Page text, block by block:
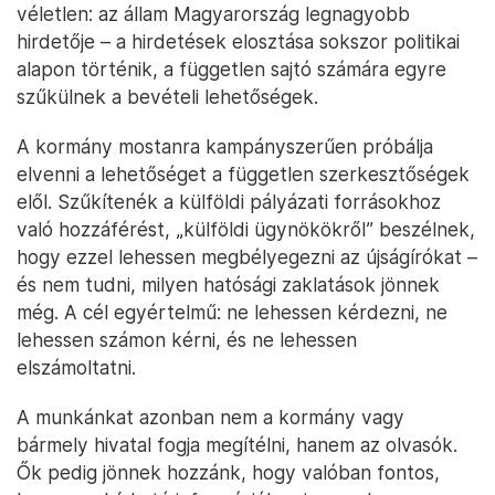
véletlen: az állam Magyarország legnagyobb
hirdetője – a hirdetések elosztása sokszor politikai
alapon történik, a független sajtó számára egyre
szűkülnek a bevételi lehetőségek.
A kormány mostanra kampányszerűen próbálja
elvenni a lehetőséget a független szerkesztőségek
elől. Szűkítenék a külföldi pályázati forrásokhoz
való hozzáférést, „külföldi ügynökökről” beszélnek,
hogy ezzel lehessen megbélyegezni az újságírókat –
és nem tudni, milyen hatósági zaklatások jönnek
még. A cél egyértelmű: ne lehessen kérdezni, ne
lehessen számon kérni, és ne lehessen
elszámoltatni.
A munkánkat azonban nem a kormány vagy
bármely hivatal fogja megítélni, hanem az olvasók.
Ők pedig jönnek hozzánk, hogy valóban fontos,